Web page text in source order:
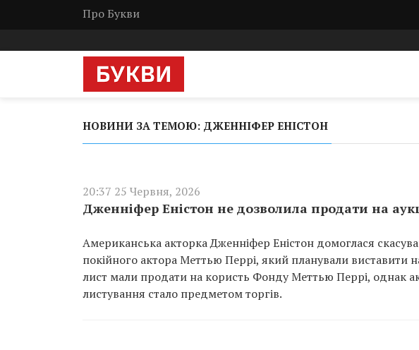
Про Букви
НОВИНИ ЗА ТЕМОЮ: ДЖЕННІФЕР ЕНІСТОН
20:37 25 Червня, 2026
Дженніфер Еністон не дозволила продати на
Американська акторка Дженніфер Еністон домоглася
покійного актора Меттью Перрі, який планували виставити
лист мали продати на користь Фонду Меттью Перрі, однак
листування стало предметом торгів.